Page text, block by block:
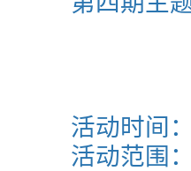
活动时间：
活动范围：